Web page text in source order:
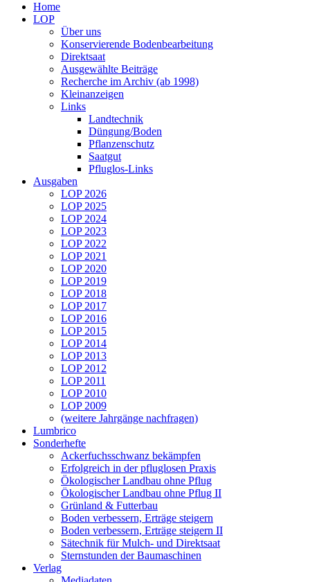
Home
LOP
Über uns
Konservierende Bodenbearbeitung
Direktsaat
Ausgewählte Beiträge
Recherche im Archiv (ab 1998)
Kleinanzeigen
Links
Landtechnik
Düngung/Boden
Pflanzenschutz
Saatgut
Pfluglos-Links
Ausgaben
LOP 2026
LOP 2025
LOP 2024
LOP 2023
LOP 2022
LOP 2021
LOP 2020
LOP 2019
LOP 2018
LOP 2017
LOP 2016
LOP 2015
LOP 2014
LOP 2013
LOP 2012
LOP 2011
LOP 2010
LOP 2009
(weitere Jahrgänge nachfragen)
Lumbrico
Sonderhefte
Ackerfuchsschwanz bekämpfen
Erfolgreich in der pfluglosen Praxis
Ökologischer Landbau ohne Pflug
Ökologischer Landbau ohne Pflug II
Grünland & Futterbau
Boden verbessern, Erträge steigern
Boden verbessern, Erträge steigern II
Sätechnik für Mulch- und Direktsaat
Sternstunden der Baumaschinen
Verlag